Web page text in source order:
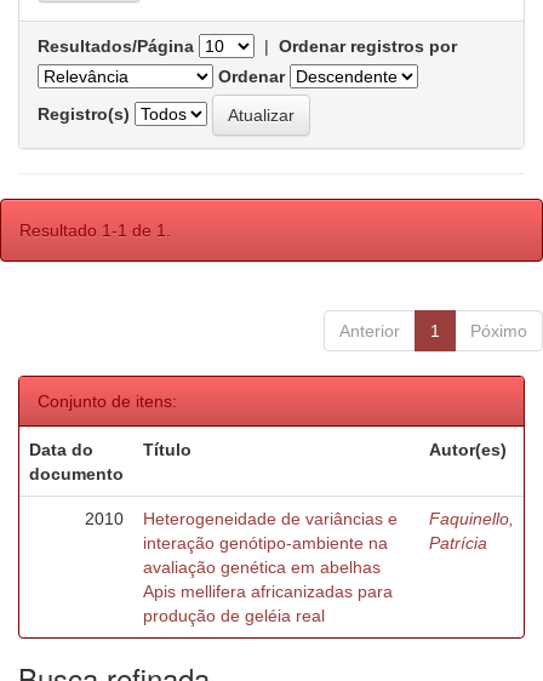
Resultados/Página | Ordenar registros por
Ordenar
Registro(s)
Resultado 1-1 de 1.
Anterior 1 Póximo
Conjunto de itens:
Data do
documento
Título Autor(es)
2010
Heterogeneidade de variâncias e
interação genótipo-ambiente na
avaliação genética em abelhas
Apis mellifera africanizadas para
produção de geléia real
Faquinello,
Patrícia